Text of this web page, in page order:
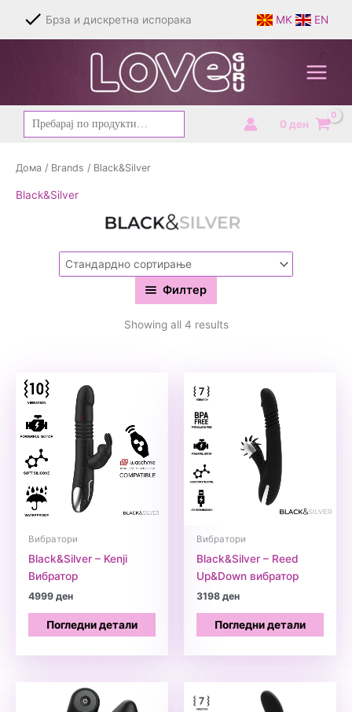
content
Брза и дискретна испорака MK EN
Барај
за:
0 ден
Дома / Brands / Black&Silver
Black&Silver
Филтер
Showing all 4 results
Вибратори
Black&Silver – Kenji
Вибратор
4999ден
Погледни детали
Вибратори
Black&Silver – Reed
Up&Down вибратор
3198ден
Погледни детали